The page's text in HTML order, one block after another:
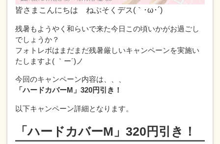
皆さまこんにちは ねぶそくデス(｀･ω･´)
残暑もようやく和らいで来た今日この頃いかがお過ごし
でしょうか？
フォトレボはまだまだ残暑厳しいキャンペーンを実施い
たしますよ( ｀ー´)ノ
今回のキャンペーン内容は、、、
「ハードカバーM」320円引き！
以下キャンペーン詳細となります。
「ハードカバーM」320円引き！